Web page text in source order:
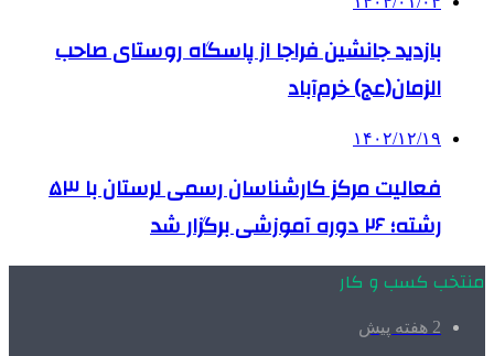
بازدید جانشین فراجا از پاسگاه روستای صاحب
الزمان(عج) خرم‌آباد
۱۴۰۲/۱۲/۱۹
فعالیت مرکز کارشناسان رسمی لرستان با ۵۳
رشته؛ ۲۶ دوره آموزشی برگزار شد
منتخب کسب و کار
2 هفته پیش